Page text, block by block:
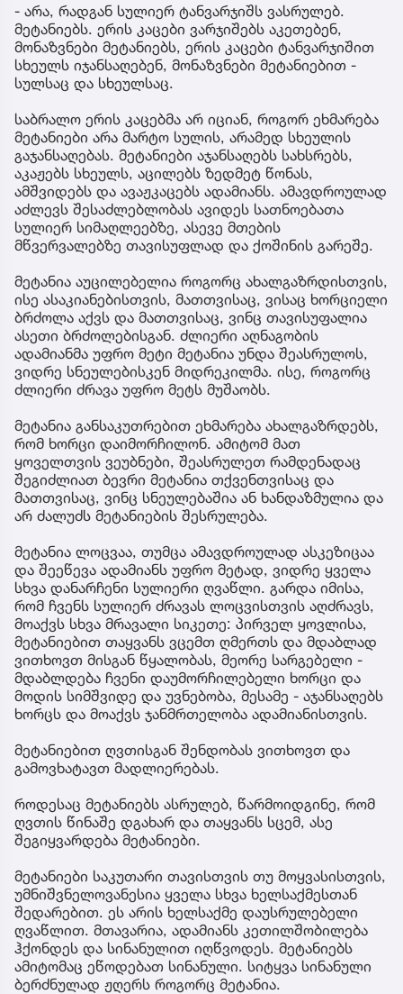
- არა, რადგან სულიერ ტანვარჯიშს ვასრულებ.
მეტანიებს. ერის კაცები ვარჯიშებს აკეთებენ,
მონაზვნები მეტანიებს, ერის კაცები ტანვარჯიშით
სხეულს იჯანსაღებენ, მონაზვნები მეტანიებით -
სულსაც და სხეულსაც.
საბრალო ერის კაცებმა არ იციან, როგორ ეხმარება
მეტანიები არა მარტო სულის, არამედ სხეულის
გაჯანსაღებას. მეტანიები აჯანსაღებს სახსრებს,
აკაჟებს სხეულს, აცილებს ზედმეტ წონას,
ამშვიდებს და ავაჟკაცებს ადამიანს. ამავდროულად
აძლევს შესაძლებლობას ავიდეს სათნოებათა
სულიერ სიმაღლეებზე, ასევე მთების
მწვერვალებზე თავისუფლად და ქოშინის გარეშე.
მეტანია აუცილებელია როგორც ახალგაზრდისთვის,
ისე ასაკიანებისთვის, მათთვისაც, ვისაც ხორციელი
ბრძოლა აქვს და მათთვისაც, ვინც თავისუფალია
ასეთი ბრძოლებისგან. ძლიერი აღნაგობის
ადამიანმა უფრო მეტი მეტანია უნდა შეასრულოს,
ვიდრე სნეულებისკენ მიდრეკილმა. ისე, როგორც
ძლიერი ძრავა უფრო მეტს მუშაობს.
მეტანია განსაკუთრებით ეხმარება ახალგაზრდებს,
რომ ხორცი დაიმორჩილონ. ამიტომ მათ
ყოველთვის ვეუბნები, შეასრულეთ რამდენადაც
შეგიძლიათ ბევრი მეტანია თქვენთვისაც და
მათთვისაც, ვინც სნეულებაშია ან ხანდაზმულია და
არ ძალუძს მეტანიების შესრულება.
მეტანია ლოცვაა, თუმცა ამავდროულად ასკეზიცაა
და შეეწევა ადამიანს უფრო მეტად, ვიდრე ყველა
სხვა დანარჩენი სულიერი ღვაწლი. გარდა იმისა,
რომ ჩვენს სულიერ ძრავას ლოცვისთვის აღძრავს,
მოაქვს სხვა მრავალი სიკეთე: პირველ ყოვლისა,
მეტანიებით თაყვანს ვცემთ ღმერთს და მდაბლად
ვითხოვთ მისგან წყალობას, მეორე სარგებელი -
მდაბლდება ჩვენი დაუმორჩილებელი ხორცი და
მოდის სიმშვიდე და უვნებობა, მესამე - აჯანსაღებს
ხორცს და მოაქვს ჯანმრთელობა ადამიანისთვის.
მეტანიებით ღვთისგან შენდობას ვითხოვთ და
გამოვხატავთ მადლიერებას.
როდესაც მეტანიებს ასრულებ, წარმოიდგინე, რომ
ღვთის წინაშე დგახარ და თაყვანს სცემ, ასე
შეგიყვარდება მეტანიები.
მეტანიები საკუთარი თავისთვის თუ მოყვასისთვის,
უმნიშვნელოვანესია ყველა სხვა ხელსაქმესთან
შედარებით. ეს არის ხელსაქმე დაუსრულებელი
ღვაწლით. მთავარია, ადამიანს კეთილშობილება
ჰქონდეს და სინანულით იღწვოდეს. მეტანიებს
ამიტომაც ეწოდებათ სინანული. სიტყვა სინანული
ბერძნულად ჟღერს როგორც მეტანია.